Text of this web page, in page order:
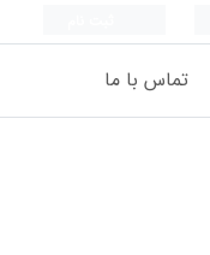
تماس با ما